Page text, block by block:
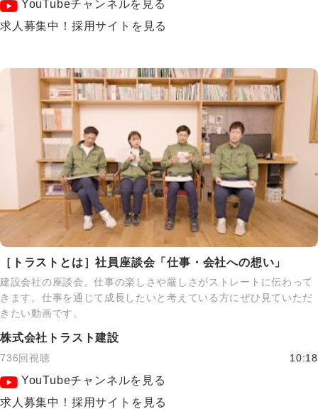
YouTubeチャンネルを見る
求人募集中！採用サイトを見る
［トラストとは］社員座談会「仕事・会社への想い」
建設会社の座談会。仕事の楽しさや厳しさがストレートに伝わって
きます。仕事を通じて成長したいと考えている方にぜひ見ていただ
きたい動画です。
株式会社トラスト建設
736回視聴 10:18
YouTubeチャンネルを見る
求人募集中！採用サイトを見る